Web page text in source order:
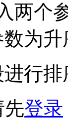
两个
为
行
先登录